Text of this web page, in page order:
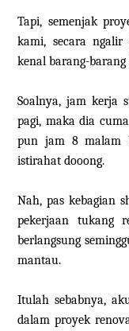
Tapi, semenjak
kami, secara
kenal barang-
Soalnya, jam kerja
pagi, maka dia
pun jam 8 malam
istirahat dooong.
Nah, pas kebagian
pekerjaan tukang
berlangsung
mantau.
Itulah sebabnya,
dalam proyek